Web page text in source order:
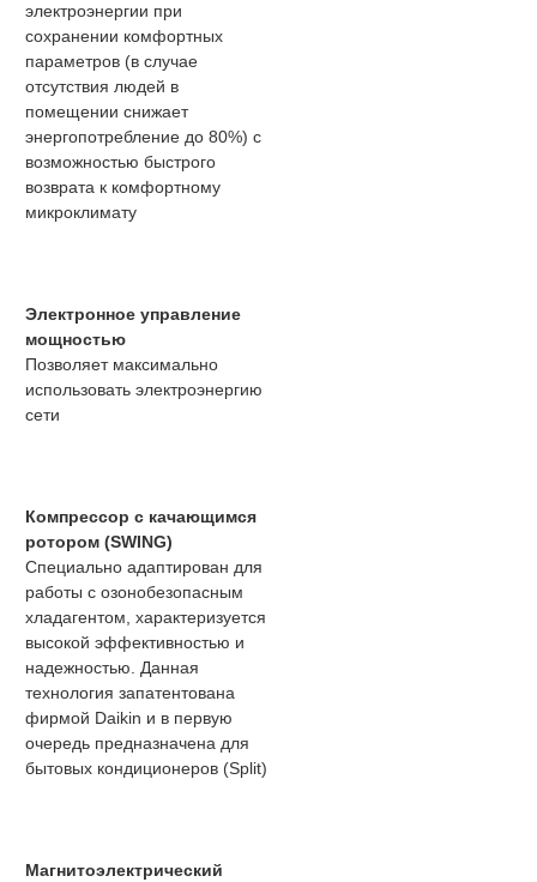
электроэнергии при
сохранении комфортных
параметров (в случае
отсутствия людей в
помещении снижает
энергопотребление до 80%) с
возможностью быстрого
возврата к комфортному
микроклимату
Электронное управление
мощностью
Позволяет максимально
использовать электроэнергию
сети
Компрессор с качающимся
ротором (SWING)
Специально адаптирован для
работы с озонобезопасным
хладагентом, характеризуется
высокой эффективностью и
надежностью. Данная
технология запатентована
фирмой Daikin и в первую
очередь предназначена для
бытовых кондиционеров (Split)
Магнитоэлектрический